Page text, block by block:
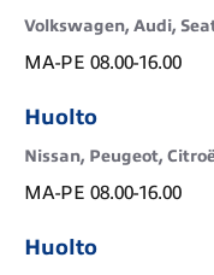
Volkswagen, Audi,
MA-PE 08.00-16.00
Huolto
Nissan, Peugeot,
MA-PE 08.00-16.00
Huolto